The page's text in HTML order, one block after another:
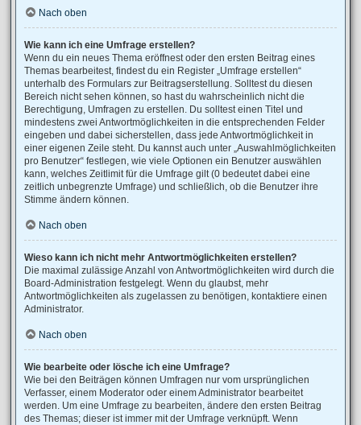
Nach oben
Wie kann ich eine Umfrage erstellen?
Wenn du ein neues Thema eröffnest oder den ersten Beitrag eines
Themas bearbeitest, findest du ein Register „Umfrage erstellen“
unterhalb des Formulars zur Beitragserstellung. Solltest du diesen
Bereich nicht sehen können, so hast du wahrscheinlich nicht die
Berechtigung, Umfragen zu erstellen. Du solltest einen Titel und
mindestens zwei Antwortmöglichkeiten in die entsprechenden Felder
eingeben und dabei sicherstellen, dass jede Antwortmöglichkeit in
einer eigenen Zeile steht. Du kannst auch unter „Auswahlmöglichkeiten
pro Benutzer“ festlegen, wie viele Optionen ein Benutzer auswählen
kann, welches Zeitlimit für die Umfrage gilt (0 bedeutet dabei eine
zeitlich unbegrenzte Umfrage) und schließlich, ob die Benutzer ihre
Stimme ändern können.
Nach oben
Wieso kann ich nicht mehr Antwortmöglichkeiten erstellen?
Die maximal zulässige Anzahl von Antwortmöglichkeiten wird durch die
Board-Administration festgelegt. Wenn du glaubst, mehr
Antwortmöglichkeiten als zugelassen zu benötigen, kontaktiere einen
Administrator.
Nach oben
Wie bearbeite oder lösche ich eine Umfrage?
Wie bei den Beiträgen können Umfragen nur vom ursprünglichen
Verfasser, einem Moderator oder einem Administrator bearbeitet
werden. Um eine Umfrage zu bearbeiten, ändere den ersten Beitrag
des Themas; dieser ist immer mit der Umfrage verknüpft. Wenn